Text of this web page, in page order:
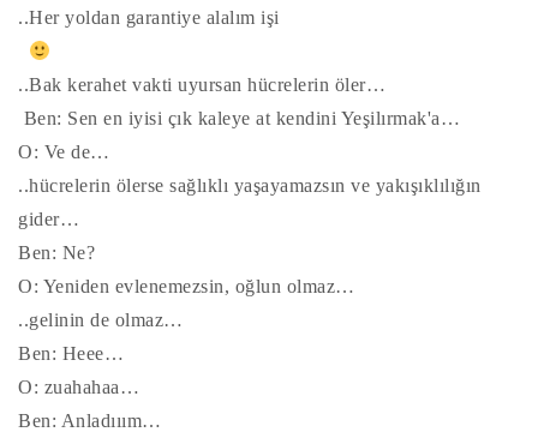
..Her yoldan garantiye alalım işi
..Bak kerahet vakti uyursan hücrelerin öler…
Ben: Sen en iyisi çık kaleye at kendini Yeşilırmak'a…
O: Ve de…
..hücrelerin ölerse sağlıklı yaşayamazsın ve yakışıklılığın
gider…
Ben: Ne?
O: Yeniden evlenemezsin, oğlun olmaz…
..gelinin de olmaz…
Ben: Heee…
O: zuahahaa…
Ben: Anladııım…